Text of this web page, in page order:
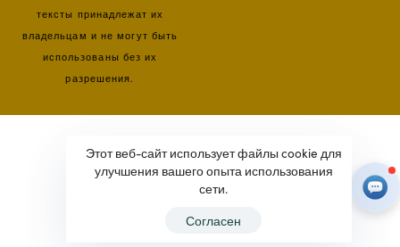
тексты принадлежат их
владельцам и не могут быть
использованы без их
разрешения.
Этот веб-сайт использует файлы cookie для
улучшения вашего опыта использования
сети.
Согласен